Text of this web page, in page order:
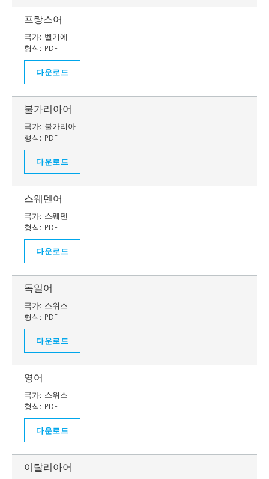
프랑스어
국가: 벨기에
형식: PDF
다운로드
불가리아어
국가: 불가리아
형식: PDF
다운로드
스웨덴어
국가: 스웨덴
형식: PDF
다운로드
독일어
국가: 스위스
형식: PDF
다운로드
영어
국가: 스위스
형식: PDF
다운로드
이탈리아어